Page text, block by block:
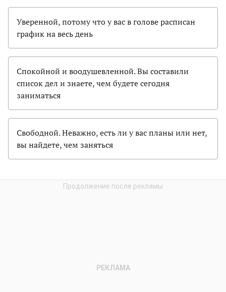
Уверенной, потому что у вас в голове расписан
график на весь день
Спокойной и воодушевленной. Вы составили
список дел и знаете, чем будете сегодня
заниматься
Свободной. Неважно, есть ли у вас планы или нет,
вы найдете, чем заняться